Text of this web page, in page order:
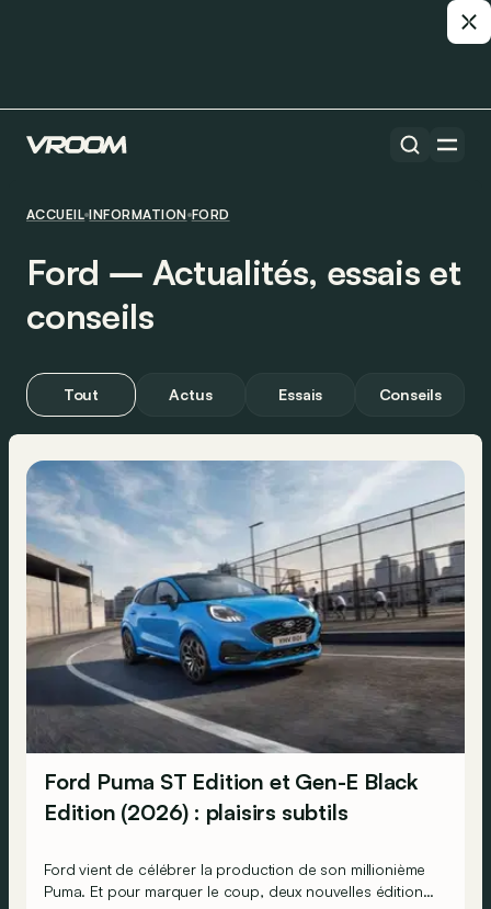
ACCUEIL INFORMATION FORD
Ford ― Actualités, essais et
conseils
Tout Actus Essais Conseils
Ford Puma ST Edition et Gen-E Black
Edition (2026) : plaisirs subtils
Ford vient de célébrer la production de son millionième
Puma. Et pour marquer le coup, deux nouvelles éditions